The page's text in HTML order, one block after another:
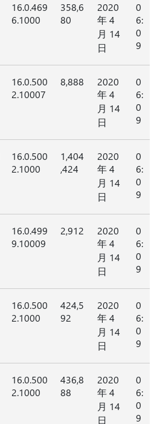
16.0.469
6.1000
358,6
80
2020
年 4
月 14
日
0
6:
0
9
16.0.500
2.10007
8,888
2020
年 4
月 14
日
0
6:
0
9
16.0.500
2.1000
1,404
,424
2020
年 4
月 14
日
0
6:
0
9
16.0.499
9.10009
2,912
2020
年 4
月 14
日
0
6:
0
9
16.0.500
2.1000
424,5
92
2020
年 4
月 14
日
0
6:
0
9
16.0.500
2.1000
436,8
88
2020
年 4
月 14
日
0
6:
0
9